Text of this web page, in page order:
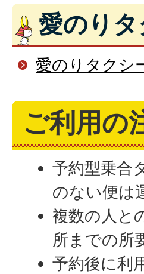
愛のり
愛のりタクシ
ご利用の
予約型乗合
のない便は
複数の人と
所までの所
予約後に利